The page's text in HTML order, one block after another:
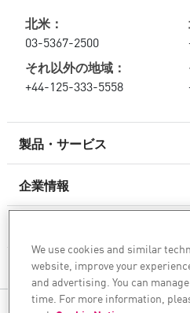
製品・サービス
次世代ファイアウォール
クラウド向けのネットワー
WAF
企業情報
企業情報
北米：
03-5367-2500
それ以外の地域：
+44-125-333-5558
We use cookies and similar
website, improve your
and advertising. You can
time. For more information,